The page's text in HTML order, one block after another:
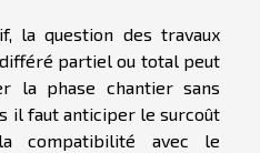
la question des travaux
partiel ou total peut
la phase chantier sans
il faut anticiper le surcoût
compatibilité avec le